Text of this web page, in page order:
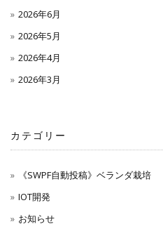
2026年6月
2026年5月
2026年4月
2026年3月
カテゴリー
《SWPF自動投稿》ベランダ栽培
IOT開発
お知らせ